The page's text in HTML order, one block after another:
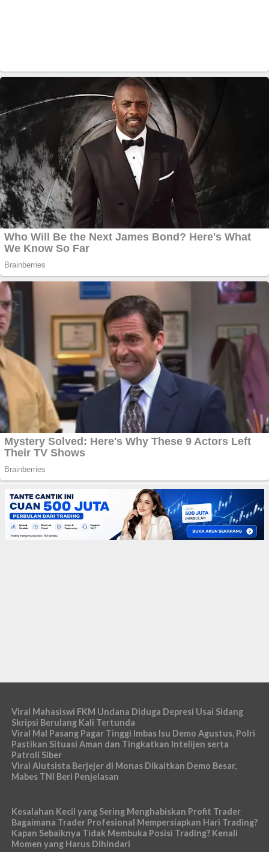
Viral Mahasiswi FKM Undana Diduga Depresi Usai Sidang
Skripsi Berulang Kali Tertunda
Viral Mal Pasang Pagar Tinggi Imbas Isu Demo Agustus, Polri
Pastikan Situasi Aman dan Tingkatkan Intelijen serta
Patroli Siber
Viral Alutsista Berjejer di Monas Dikaitkan Demo Besar,
Mabes TNI Beri Penjelasan
Kesalahan Kecil yang Sering Menghabiskan Profit Trader
Bagaimana Trader Profesional Mempersiapkan Hari Trading?
Kapan Sebaiknya Tidak Membuka Posisi Trading? Kenali
Momen yang Harus Dihindari